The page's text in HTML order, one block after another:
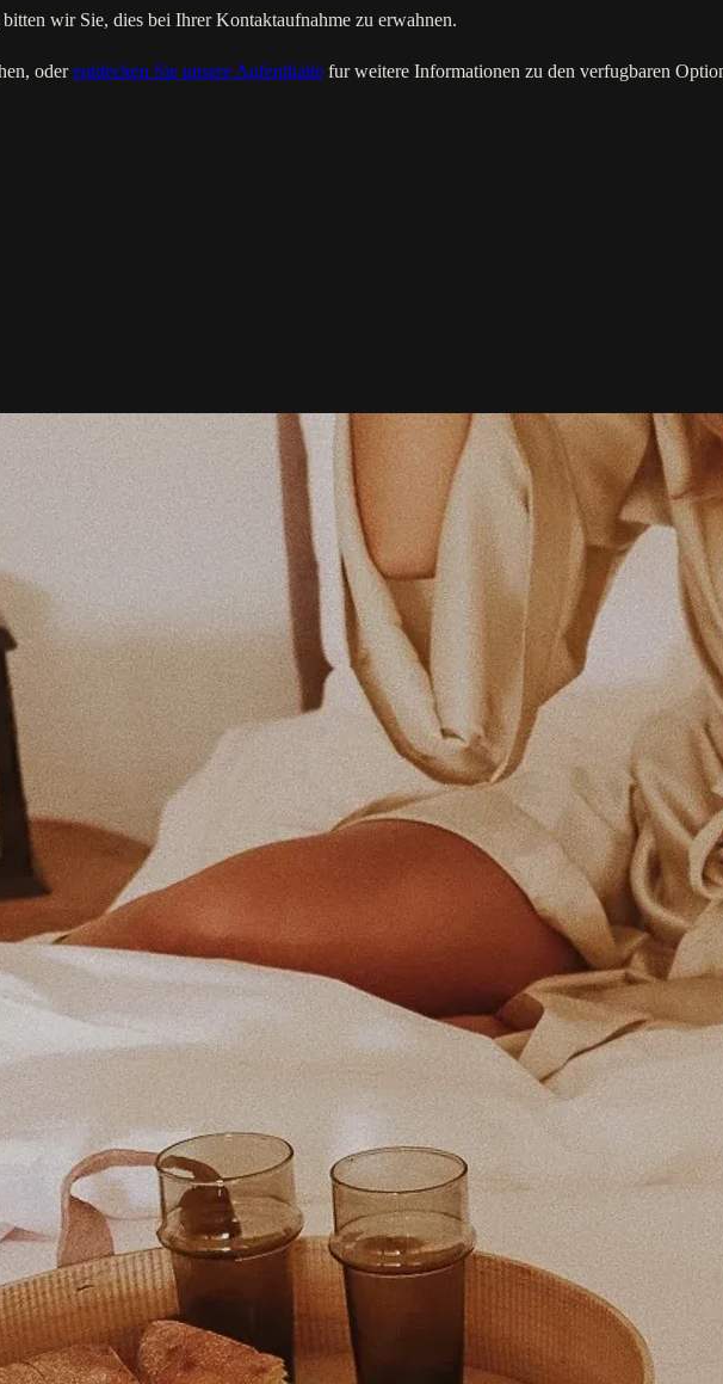
wir Sie, dies bei Ihrer Kontaktaufnahme zu erwahnen.
oderentdecken Sie unsere Aufenthalte fur weitere Informationen zu den verfugbaren